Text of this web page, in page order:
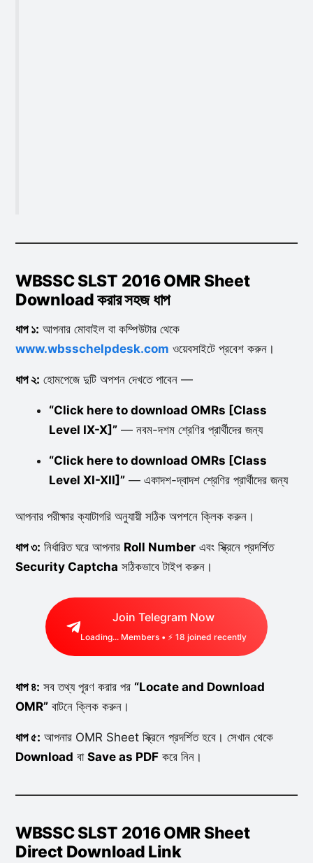
WBSSC SLST 2016 OMR Sheet
Download করার সহজ ধাপ
ধাপ ১: আপনার মোবাইল বা কম্পিউটার থেকে
www.wbsschelpdesk.com ওয়েবসাইটে প্রবেশ করুন।
ধাপ ২: হোমপেজে দুটি অপশন দেখতে পাবেন —
“Click here to download OMRs [Class
Level IX-X]”— নবম-দশম শ্রেণির প্রার্থীদের জন্য
“Click here to download OMRs [Class
Level XI-XII]”— একাদশ-দ্বাদশ শ্রেণির প্রার্থীদের জন্য
আপনার পরীক্ষার ক্যাটাগরি অনুযায়ী সঠিক অপশনে ক্লিক করুন।
ধাপ ৩: নির্ধারিত ঘরে আপনার Roll Numberএবং স্ক্রিনে প্রদর্শিত
Security Captcha সঠিকভাবে টাইপ করুন।
Join Telegram Now
Loading... Members • ⚡ 18 joined recently
ধাপ ৪: সব তথ্য পূরণ করার পর “Locate and Download
OMR”বাটনে ক্লিক করুন।
ধাপ ৫: আপনার OMR Sheet স্ক্রিনে প্রদর্শিত হবে। সেখান থেকে
Download বা Save as PDFকরে নিন।
WBSSC SLST 2016 OMR Sheet
Direct Download Link